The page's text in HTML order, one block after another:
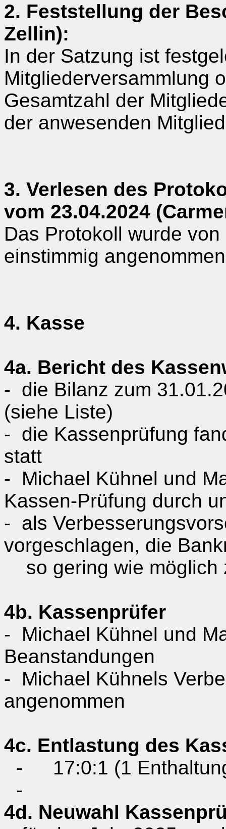
2. Feststellung der
Zellin):
In der Satzung ist
Mitgliederversammlung
Gesamtzahl der
der anwesenden
3. Verlesen des
vom 23.04.2024
Das Protokoll wurde
einstimmig
4. Kasse
4a. Bericht des
- die Bilanz zum
(siehe Liste)
- die Kassenprüfung
statt
-
Michael Kühnel und
Kassen-Prüfung durch
- als
vorgeschlagen, die
so gering wie möglich
4b. Kassenprüfer
-
Michael Kühnel und
Beanstandungen
-
Michael Kühnels
angenommen
4c. Entlastung des
-
17:0:1 (1
-
4d. Neuwahl